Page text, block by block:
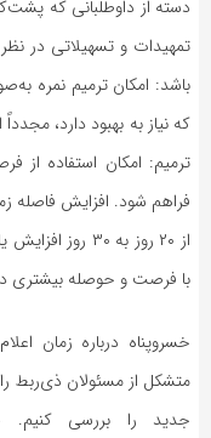
دسته از داوطلبانی که
تمهیدات و تسهیلاتی در
باشد: امکان ترمیم نمره
که نیاز به بهبود دارد،
ترمیم: امکان استفاده از
فراهم شود. افزایش فاصله
از ۲۰ روز به
با فرصت و حوصله بیشتری
خسروپناه درباره زمان
متشکل از مسئولان ذی‌ربط
جدید را بررسی